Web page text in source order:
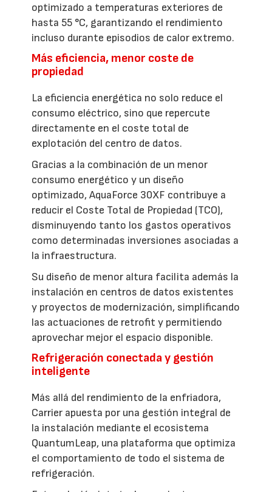
optimizado a temperaturas exteriores de
hasta 55 °C, garantizando el rendimiento
incluso durante episodios de calor extremo.
Más eficiencia, menor coste de
propiedad
La eficiencia energética no solo reduce el
consumo eléctrico, sino que repercute
directamente en el coste total de
explotación del centro de datos.
Gracias a la combinación de un menor
consumo energético y un diseño
optimizado, AquaForce 30XF contribuye a
reducir el Coste Total de Propiedad (TCO),
disminuyendo tanto los gastos operativos
como determinadas inversiones asociadas a
la infraestructura.
Su diseño de menor altura facilita además la
instalación en centros de datos existentes
y proyectos de modernización, simplificando
las actuaciones de retrofit y permitiendo
aprovechar mejor el espacio disponible.
Refrigeración conectada y gestión
inteligente
Más allá del rendimiento de la enfriadora,
Carrier apuesta por una gestión integral de
la instalación mediante el ecosistema
QuantumLeap, una plataforma que optimiza
el comportamiento de todo el sistema de
refrigeración.